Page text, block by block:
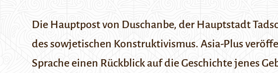
Die Hauptpost von Duschanbe, der Hauptstadt
des sowjetischen Konstruktivismus. Asia-Plus
Sprache einen Rückblick auf die Geschichtejenes